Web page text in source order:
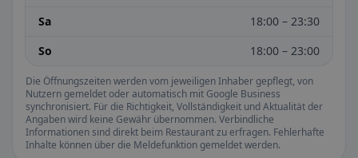
Sa
18:00 – 23:30
So
18:00 – 23:00
Die Öffnungszeiten werden vom jeweiligen Inhaber gepflegt, von
Nutzern gemeldet oder automatisch mit Google Business
synchronisiert. Für die Richtigkeit, Vollständigkeit und Aktualität der
Angaben wird keine Gewähr übernommen. Verbindliche
Informationen sind direkt beim Restaurant zu erfragen. Fehlerhafte
Inhalte können über die Meldefunktion gemeldet werden.